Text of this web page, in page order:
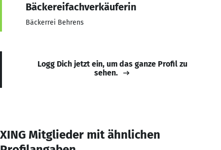
Bäckereifachverkäuferin
Bäckerrei Behrens
Logg Dich jetzt ein, um das ganze Profil zu
sehen.
XING Mitglieder mit ähnlichen